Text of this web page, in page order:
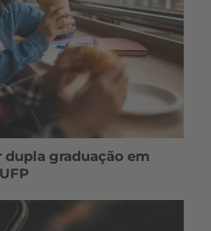
dupla graduação em